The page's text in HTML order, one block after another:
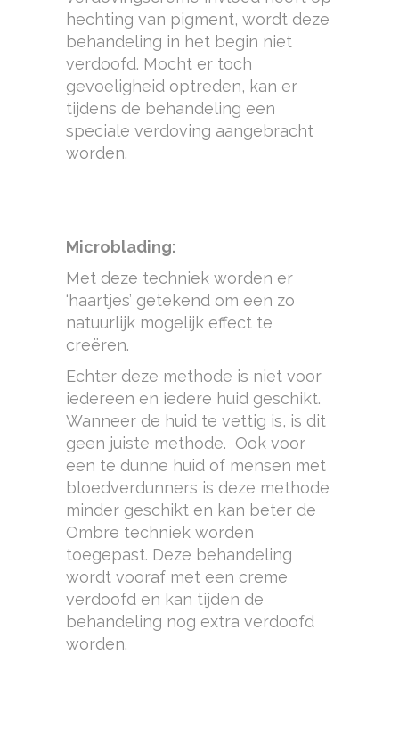
hechting van pigment, wordt deze
behandeling in het begin niet
verdoofd. Mocht er toch
gevoeligheid optreden, kan er
tijdens de behandeling een
speciale verdoving aangebracht
worden.
Microblading:
Met deze techniek worden er
‘haartjes’ getekend om een zo
natuurlijk mogelijk effect te
creëren.
Echter deze methode is niet voor
iedereen en iedere huid geschikt.
Wanneer de huid te vettig is, is dit
geen juiste methode. Ook voor
een te dunne huid of mensen met
bloedverdunners is deze methode
minder geschikt en kan beter de
Ombre techniek worden
toegepast. Deze behandeling
wordt vooraf met een creme
verdoofd en kan tijden de
behandeling nog extra verdoofd
worden.